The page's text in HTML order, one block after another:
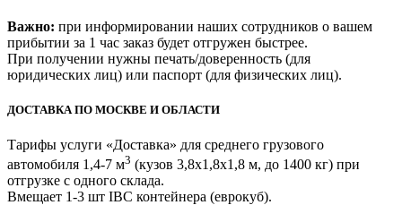
Важно: при информировании наших сотрудников о вашем
прибытии за 1 час заказ будет отгружен быстрее.
При получении нужны печать/доверенность (для
юридических лиц) или паспорт (для физических лиц).
ДОСТАВКА ПО МОСКВЕ И ОБЛАСТИ
Тарифы услуги «Доставка» для среднего грузового
автомобиля 1,4-7 м3 (кузов 3,8x1,8x1,8 м, до 1400 кг) при
отгрузке с одного склада.
Вмещает 1-3 шт IBC контейнера (еврокуб).